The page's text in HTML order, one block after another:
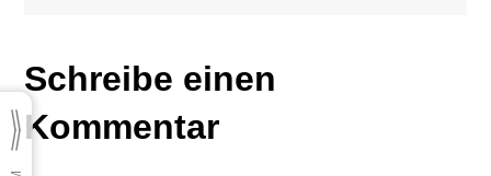
Reiseberichten
Schreibe einen
Kommentar